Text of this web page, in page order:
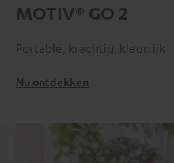
MOTIV® GO 2
Portable, krachtig, kleurrijk
Nu ontdekken